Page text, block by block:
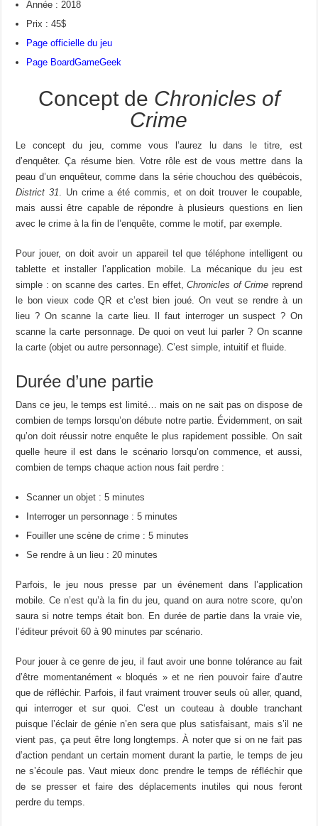
Année : 2018
Prix : 45$
Page officielle du jeu
Page BoardGameGeek
Concept de Chronicles of
Crime
Le concept du jeu, comme vous l’aurez lu dans le titre, est
d’enquêter. Ça résume bien. Votre rôle est de vous mettre dans la
peau d’un enquêteur, comme dans la série chouchou des québécois,
District 31. Un crime a été commis, et on doit trouver le coupable,
mais aussi être capable de répondre à plusieurs questions en lien
avec le crime à la fin de l’enquête, comme le motif, par exemple.
Pour jouer, on doit avoir un appareil tel que téléphone intelligent ou
tablette et installer l’application mobile. La mécanique du jeu est
simple : on scanne des cartes. En effet,Chronicles of Crime reprend
le bon vieux code QR et c’est bien joué. On veut se rendre à un
lieu ? On scanne la carte lieu. Il faut interroger un suspect ? On
scanne la carte personnage. De quoi on veut lui parler ? On scanne
la carte (objet ou autre personnage). C’est simple, intuitif et fluide.
Durée d’une partie
Dans ce jeu, le temps est limité… mais on ne sait pas on dispose de
combien de temps lorsqu’on débute notre partie. Évidemment, on sait
qu’on doit réussir notre enquête le plus rapidement possible. On sait
quelle heure il est dans le scénario lorsqu’on commence, et aussi,
combien de temps chaque action nous fait perdre :
Scanner un objet : 5 minutes
Interroger un personnage : 5 minutes
Fouiller une scène de crime : 5 minutes
Se rendre à un lieu : 20 minutes
Parfois, le jeu nous presse par un événement dans l’application
mobile. Ce n’est qu’à la fin du jeu, quand on aura notre score, qu’on
saura si notre temps était bon. En durée de partie dans la vraie vie,
l’éditeur prévoit 60 à 90 minutes par scénario.
Pour jouer à ce genre de jeu, il faut avoir une bonne tolérance au fait
d’être momentanément « bloqués » et ne rien pouvoir faire d’autre
que de réfléchir. Parfois, il faut vraiment trouver seuls où aller, quand,
qui interroger et sur quoi. C’est un couteau à double tranchant
puisque l’éclair de génie n’en sera que plus satisfaisant, mais s’il ne
vient pas, ça peut être long longtemps. À noter que si on ne fait pas
d’action pendant un certain moment durant la partie, le temps de jeu
ne s’écoule pas. Vaut mieux donc prendre le temps de réfléchir que
de se presser et faire des déplacements inutiles qui nous feront
perdre du temps.